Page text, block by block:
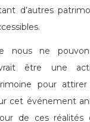
d’autres
nous ne
être une
pour
cet événement
de ces